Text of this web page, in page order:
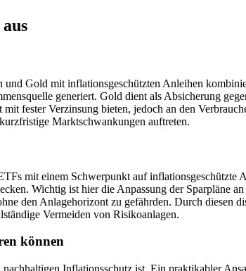
Gold mit inflationsgeschützten Anleihen
generiert. Gold dient als Absicherung
fester Verzinsung bieten, jedoch an den
Marktschwankungen auftreten.
mit einem Schwerpunkt auf inflationsgeschützte
Wichtig ist hier die Anpassung der Sparpläne
den Anlagehorizont zu gefährden. Durch diesen
Vermeiden von Risikoanlagen.
können